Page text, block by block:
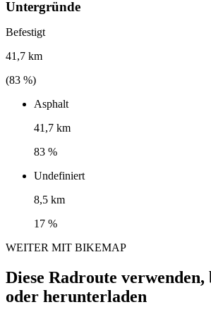
Untergründe
Befestigt
41,7 km
(83 %)
Asphalt
41,7 km
83 %
Undefiniert
8,5 km
17 %
WEITER MIT BIKEMAP
Diese Radroute verwenden,
oder herunterladen